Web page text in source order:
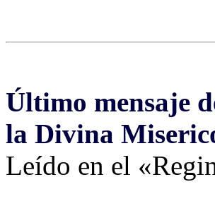
Último mensaje
la Divina
Leído en el